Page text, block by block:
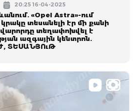
20:25 16-04-2025
«Opel Astra»-ում
կրակը տեսանելի էր մի քանի
վարորդը տեղափոխվել է
ազգային կենտրոն.
ՏԵՍԱՆՅՈւԹ